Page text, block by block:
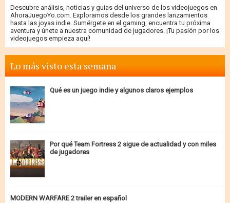
Descubre análisis, noticias y guías del universo de los videojuegos en
AhoraJuegoYo.com. Exploramos desde los grandes lanzamientos
hasta las joyas indie. Sumérgete en el gaming, encuentra tu próxima
aventura y únete a nuestra comunidad de jugadores. ¡Tu pasión por los
videojuegos empieza aquí!
Lo más visto esta semana
Qué es un juego indie y algunos claros ejemplos
Por qué Team Fortress 2 sigue de actualidad y con miles
de jugadores
MODERN WARFARE 2 trailer en español